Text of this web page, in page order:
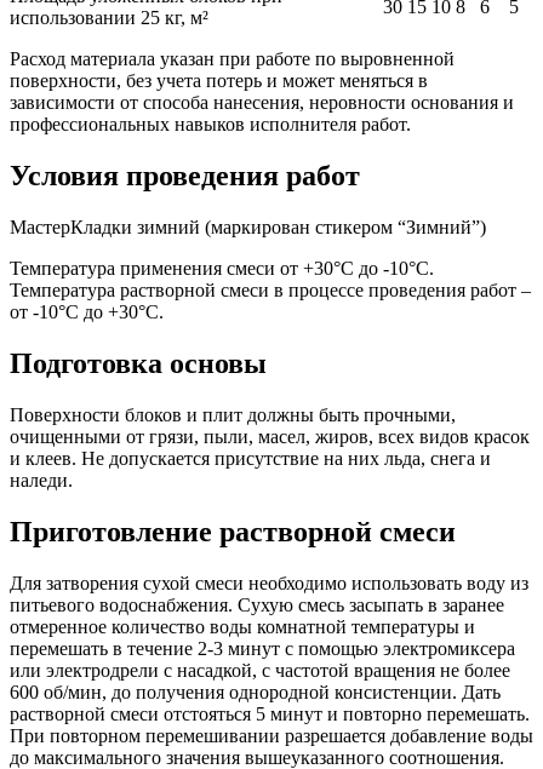
использовании 25 кг, м²
30 15 10 8 6 5
Расход материала указан при работе по выровненной
поверхности, без учета потерь и может меняться в
зависимости от способа нанесения, неровности основания и
профессиональных навыков исполнителя работ.
Условия проведения работ
МастерКладки зимний (маркирован стикером “Зимний”)
Температура применения смеси от +30°С до -10°С.
Температура растворной смеси в процессе проведения работ –
от -10°С до +30°С.
Подготовка основы
Поверхности блоков и плит должны быть прочными,
очищенными от грязи, пыли, масел, жиров, всех видов красок
и клеев. Не допускается присутствие на них льда, снега и
наледи.
Приготовление растворной смеси
Для затворения сухой смеси необходимо использовать воду из
питьевого водоснабжения. Сухую смесь засыпать в заранее
отмеренное количество воды комнатной температуры и
перемешать в течение 2-3 минут с помощью электромиксера
или электродрели с насадкой, с частотой вращения не более
600 об/мин, до получения однородной консистенции. Дать
растворной смеси отстояться 5 минут и повторно перемешать.
При повторном перемешивании разрешается добавление воды
до максимального значения вышеуказанного соотношения.